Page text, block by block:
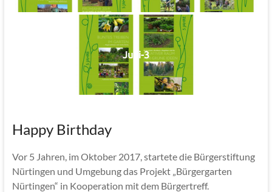
Jubi-3
Happy Birthday
Vor 5 Jahren, im Oktober 2017, startete die Bürgerstiftung
Nürtingen und Umgebung das Projekt „Bürgergarten
Nürtingen“ in Kooperation mit dem Bürgertreff.